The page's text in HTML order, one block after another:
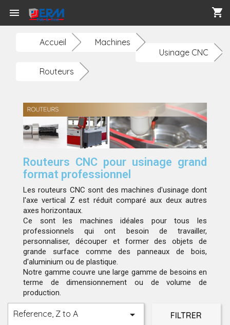
 shopping_cart
Accueil
Machines
Usinage CNC
Routeurs
Routeurs CNC pour usinage grand
format professionnel
Les routeurs CNC sont des machines d'usinage dont
l'axe vertical Z est réduit comparé aux deux autres
axes horizontaux.
Ce sont les machines idéales pour tous les
professionnels qui ont besoin de travailler,
personnaliser, découper et former des objets de
grande surface comme des panneaux de bois,
d'aluminium ou de plastique.
Notre gamme couvre une large gamme de besoins en
terme de dimensionnement ou de volume de
production.
Reference, Z to A  FILTRER